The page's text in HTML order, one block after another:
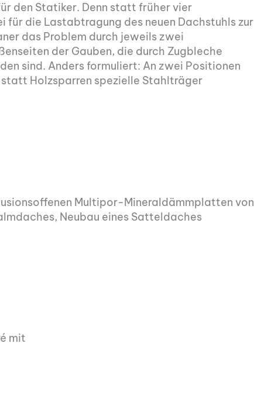
den Statiker. Denn statt früher vier
für die Lastabtragung des neuen Dachstuhls zur
das Problem durch jeweils zwei
der Gauben, die durch Zugbleche
sind. Anders formuliert: An zwei Positionen
Holzsparren spezielle Stahlträger
Multipor-Mineraldämmplatten von
Neubau eines Satteldaches
mit